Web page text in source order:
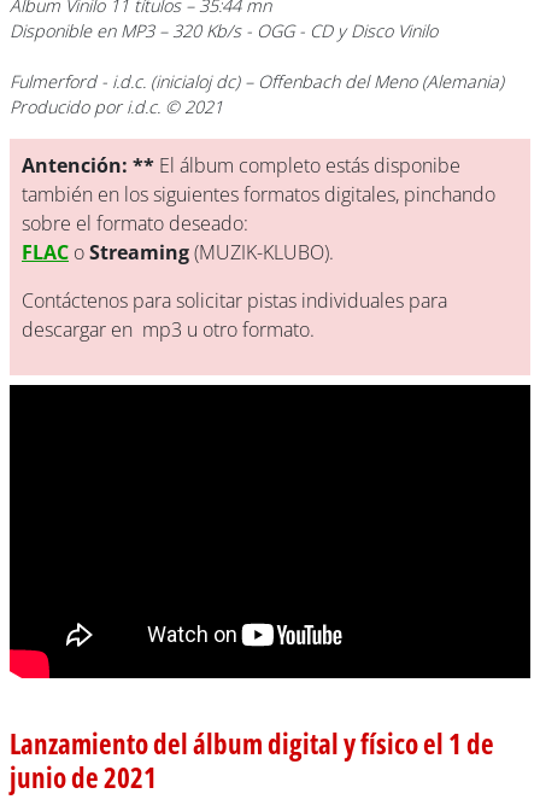
Álbum Vinilo 11 títulos – 35:44 mn
Disponible en MP3 – 320 Kb/s - OGG - CD y Disco Vinilo
Fulmerford- i.d.c. (inicialoj dc) – Offenbach del Meno (Alemania)
Producido por i.d.c. © 2021
Antención: ** El álbum completo estás disponibe
también en los siguientes formatos digitales, pinchando
sobre el formato deseado:
FLAC oStreaming(MUZIK-KLUBO).
Contáctenos para solicitar pistas individuales para
descargar en mp3 u otro formato.
Lanzamiento del álbum digital y físico el 1 de
junio de 2021